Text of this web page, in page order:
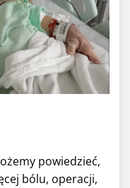
powiedzieć,
bólu, operacji,